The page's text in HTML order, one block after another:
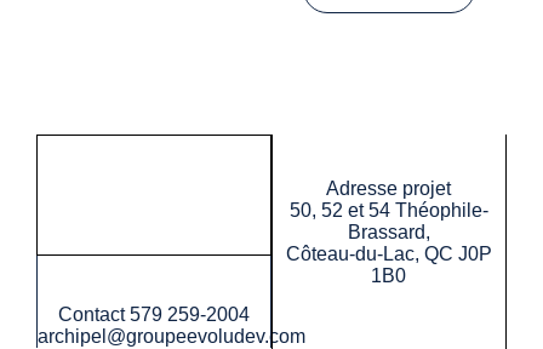
Contact579 259-2004
archipel@groupeevoludev.com
Adresse projet
50, 52 et 54 Théophile-
Brassard,
Côteau-du-Lac, QC J0P
1B0